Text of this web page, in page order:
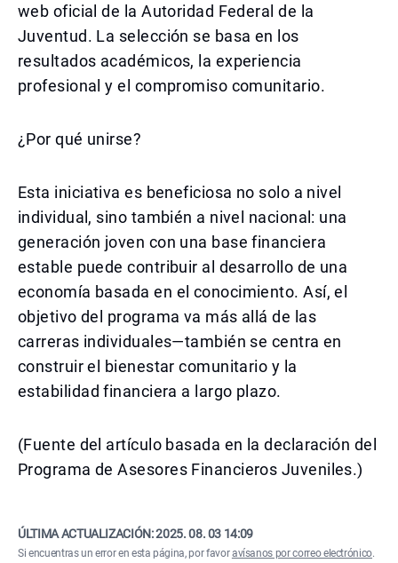
web oficial de la Autoridad Federal de la
Juventud. La selección se basa en los
resultados académicos, la experiencia
profesional y el compromiso comunitario.
¿Por qué unirse?
Esta iniciativa es beneficiosa no solo a nivel
individual, sino también a nivel nacional: una
generación joven con una base financiera
estable puede contribuir al desarrollo de una
economía basada en el conocimiento. Así, el
objetivo del programa va más allá de las
carreras individuales—también se centra en
construir el bienestar comunitario y la
estabilidad financiera a largo plazo.
(Fuente del artículo basada en la declaración del
Programa de Asesores Financieros Juveniles.)
ÚLTIMA ACTUALIZACIÓN:2025. 08. 03 14:09
Si encuentras un error en esta página, por favoravísanos por correo electrónico.